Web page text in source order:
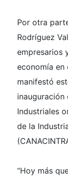
Por otra
Rodríguez
empresarios
economía en
manifestó
inauguración
Industriales
de la
“Hoy más